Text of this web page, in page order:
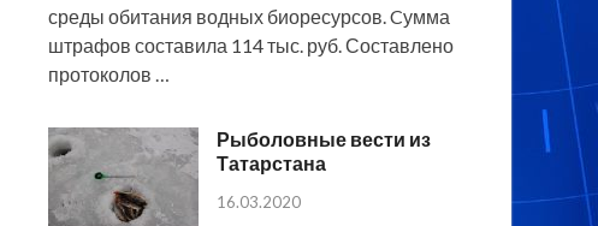
среды обитания водных биоресурсов. Cумма
штрафов составила 114 тыс. руб. Составлено
протоколов …
Рыболовные вести из
Татарстана
16.03.2020